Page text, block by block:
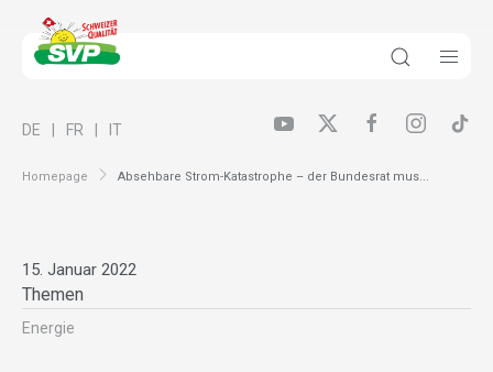
Homepage Absehbare Strom-Katastrophe – der Bundesrat mus...
DE FR IT
15. Januar 2022
Themen
Energie